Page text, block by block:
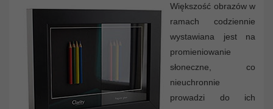
Większość obrazów w
ramach codziennie
wystawiana jest na
promieniowanie
słoneczne, co
nieuchronnie
prowadzi do ich